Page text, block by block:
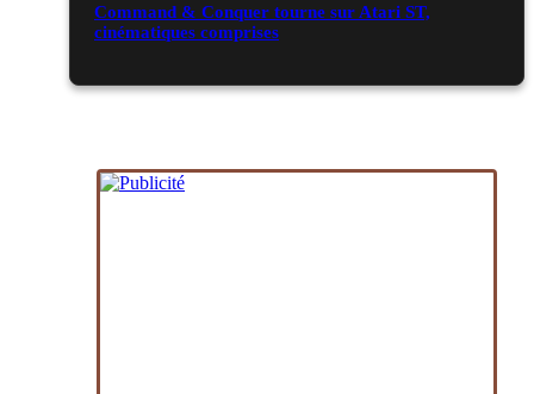
Command & Conquer tourne sur Atari ST,
cinématiques comprises